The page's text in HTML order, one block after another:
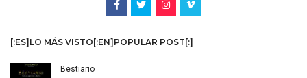
[:ES]LO MÁS VISTO[:EN]POPULAR POST[:]
Bestiario